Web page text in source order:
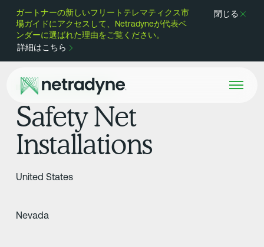
ガートナーの新しいフリートテレマティクス市
場ガイドにアクセスして、Netradyneが代表ベ
ンダーに選ばれた理由をご覧ください。
詳細はこちら
閉じる
INSTALLATION PARTNER
Safety Net
Installations
United States
Nevada